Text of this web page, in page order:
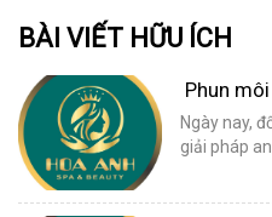
BÀI VIẾT HỮU ÍCH
Phun
Ngày nay,
giải pháp